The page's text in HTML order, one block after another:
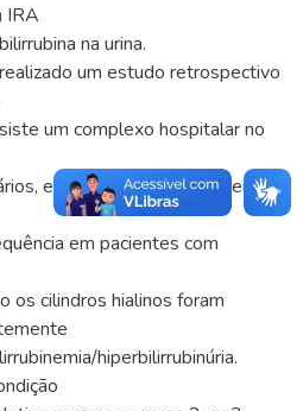
IRA
na urina.
um estudo retrospectivo
um complexo hospitalar no
em particular os CGs, bem
em pacientes com
os cilindros hialinos foram
hiperbilirrubinúria.